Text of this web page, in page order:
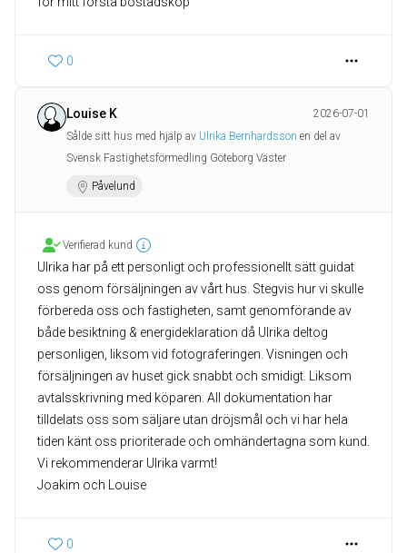
0
Louise K
2026-07-01
Sålde sitt hus med hjälp av Ulrika Bernhardsson en del av
Svensk Fastighetsförmedling Göteborg Väster
Påvelund
Verifierad kund
Ulrika har på ett personligt och professionellt sätt guidat
oss genom försäljningen av vårt hus. Stegvis hur vi skulle
förbereda oss och fastigheten, samt genomförande av
både besiktning & energideklaration då Ulrika deltog
personligen, liksom vid fotograferingen. Visningen och
försäljningen av huset gick snabbt och smidigt. Liksom
avtalsskrivning med köparen. All dokumentation har
tilldelats oss som säljare utan dröjsmål och vi har hela
tiden känt oss prioriterade och omhändertagna som kund.
Vi rekommenderar Ulrika varmt!
Joakim och Louise
0